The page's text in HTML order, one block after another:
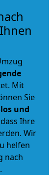
Mit
Sie
und
Ihre
Wir
helfen
nach